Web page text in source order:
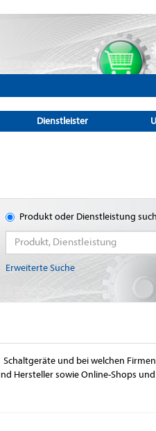
Dienstleister
Produkt oder Dienstleistung
Erweiterte Suche
und bei welchen
Hersteller sowie Online-Shops